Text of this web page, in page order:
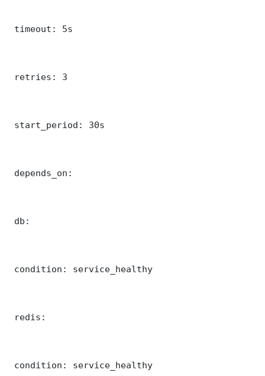
timeout: 5s
retries: 3
start_period: 30s
depends_on:
db:
condition: service_healthy
redis:
condition: service_healthy